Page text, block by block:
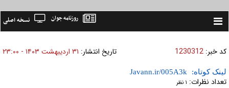
Toggle
نسخه اصلی روزنامه جوان
کد خبر: 1230312 تاریخ انتشار: ۳۱ ارديبهشت ۱۴۰۳ - ۲۳:۰۰
لینک کوتاه:
تعداد نظرات: ۱ نظر